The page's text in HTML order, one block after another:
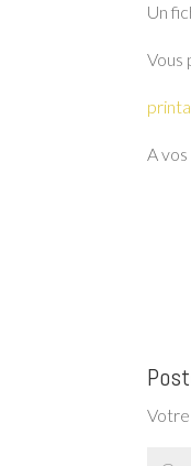
Un
Vous
A
Votre